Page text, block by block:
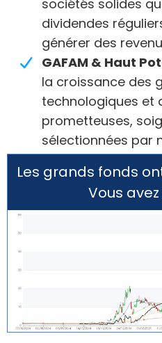
sociétés solides
dividendes
générer des
GAFAM & Haut
la croissance des
technologiques et
prometteuses,
sélectionnées par
Les grands fonds
Vous